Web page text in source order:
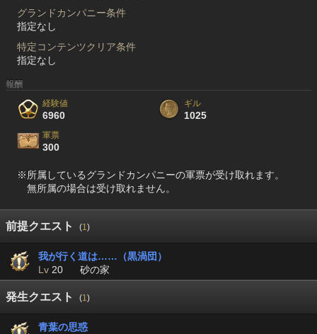
グランドカンパニー条件
指定なし
特定コンテンツクリア条件
指定なし
報酬
経験値
6960
ギル
1025
軍票
300
※所属しているグランドカンパニーの軍票が受け取れます。
無所属の場合は受け取れません。
前提クエスト (1)
我が行く道は……（黒渦団）
Lv 20 砂の家
発生クエスト (1)
青葉の思惑